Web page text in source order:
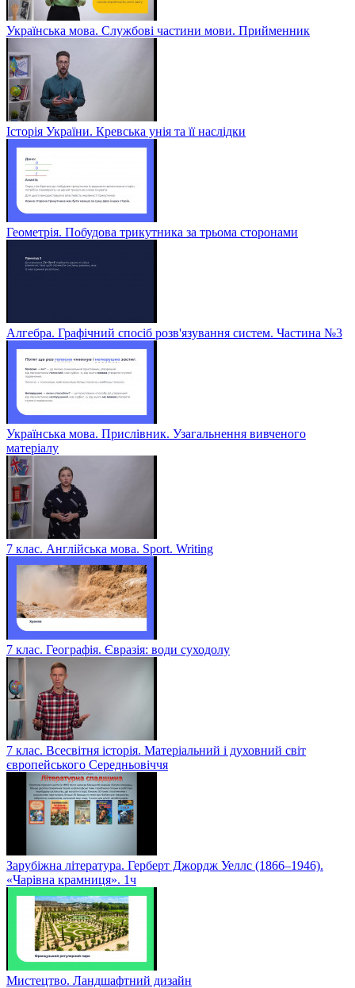
Українська мова. Службові частини мови. Прийменник
Історія України. Кревська унія та її наслідки
Геометрія. Побудова трикутника за трьома сторонами
Алгебра. Графічний спосіб розв'язування систем. Частина №3
Українська мова. Прислівник. Узагальнення вивченого
матеріалу
7 клас. Англійська мова. Sport. Writing
7 клас. Географія. Євразія: води суходолу
7 клас. Всесвітня історія. Матеріальний і духовний світ
європейського Середньовіччя
Зарубіжна література. Герберт Джордж Уеллс (1866–1946).
«Чарівна крамниця». 1ч
Мистецтво. Ландшафтний дизайн